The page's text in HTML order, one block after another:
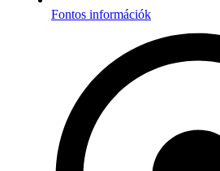
Fontos információk